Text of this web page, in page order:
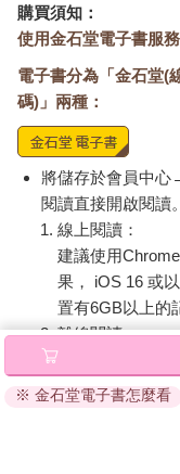
購買須知：
使用金石堂電子書服
電子書分為「金石堂(
碼)」兩種：
將儲存於會員中心
閱讀直接開啟閱讀。
線上閱讀：
建議使用
果， iOS 16 或
置有6GB以上的
離線閱讀：
安裝電子書APP
※ 金石堂電子書怎麼看